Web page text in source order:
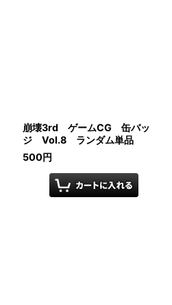
崩壊3rd ゲームCG 缶バッ
ジ Vol.8 ランダム単品
500円